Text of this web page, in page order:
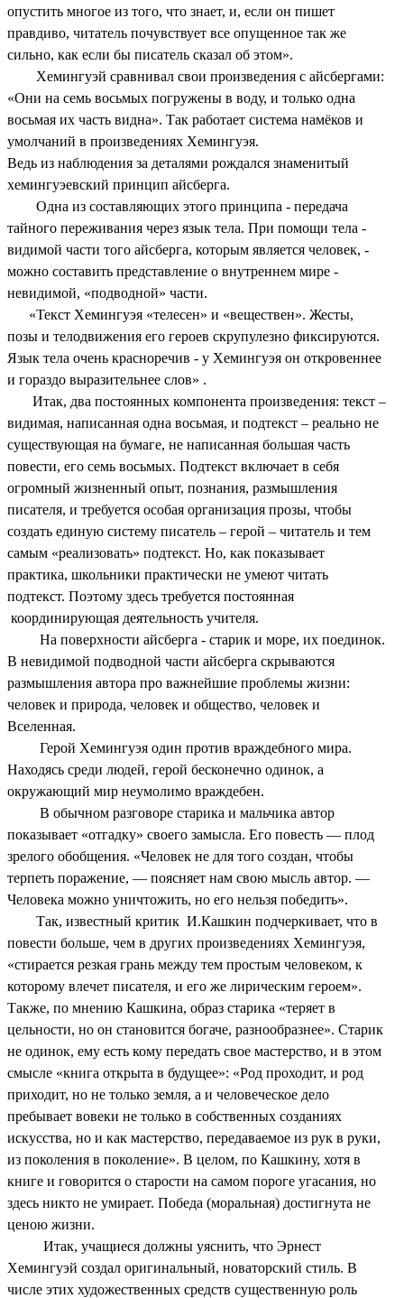
опустить многое из того, что знает, и, если он пишет
правдиво, читатель почувствует все опущенное так же
сильно, как если бы писатель сказал об этом».
Хемингуэй сравнивал свои произведения с айсбергами:
«Они на семь восьмых погружены в воду, и только одна
восьмая их часть видна». Так работает система намёков и
умолчаний в произведениях Хемингуэя.
Ведь из наблюдения за деталями рождался знаменитый
хемингуэевский принцип айсберга.
Одна из составляющих этого принципа - передача
тайного переживания через язык тела. При помощи тела -
видимой части того айсберга, которым является человек, -
можно составить представление о внутреннем мире -
невидимой, «подводной» части.
«Текст Хемингуэя «телесен» и «веществен». Жесты,
позы и телодвижения его героев скрупулезно фиксируются.
Язык тела очень красноречив - у Хемингуэя он откровеннее
и гораздо выразительнее слов» .
Итак, два постоянных компонента произведения: текст –
видимая, написанная одна восьмая, и подтекст – реально не
существующая на бумаге, не написанная большая часть
повести, его семь восьмых. Подтекст включает в себя
огромный жизненный опыт, познания, размышления
писателя, и требуется особая организация прозы, чтобы
создать единую систему писатель – герой – читатель и тем
самым «реализовать» подтекст. Но, как показывает
практика, школьники практически не умеют читать
подтекст. Поэтому здесь требуется постоянная
координирующая деятельность учителя.
На поверхности айсберга - старик и море, их поединок.
В невидимой подводной части айсберга скрываются
размышления автора про важнейшие проблемы жизни:
человек и природа, человек и общество, человек и
Вселенная.
Герой Хемингуэя один против враждебного мира.
Находясь среди людей, герой бесконечно одинок, а
окружающий мир неумолимо враждебен.
В обычном разговоре старика и мальчика автор
показывает «отгадку» своего замысла. Его повесть — плод
зрелого обобщения. «Человек не для того создан, чтобы
терпеть поражение, — поясняет нам свою мысль автор. —
Человека можно уничтожить, но его нельзя победить».
Так, известный критик И.Кашкин подчеркивает, что в
повести больше, чем в других произведениях Хемингуэя,
«стирается резкая грань между тем простым человеком, к
которому влечет писателя, и его же лирическим героем».
Также, по мнению Кашкина, образ старика «теряет в
цельности, но он становится богаче, разнообразнее». Старик
не одинок, ему есть кому передать свое мастерство, и в этом
смысле «книга открыта в будущее»: «Род проходит, и род
приходит, но не только земля, а и человеческое дело
пребывает вовеки не только в собственных созданиях
искусства, но и как мастерство, передаваемое из рук в руки,
из поколения в поколение». В целом, по Кашкину, хотя в
книге и говорится о старости на самом пороге угасания, но
здесь никто не умирает. Победа (моральная) достигнута не
ценою жизни.
Итак, учащиеся должны уяснить, что Эрнест
Хемингуэй создал оригинальный, новаторский стиль. В
числе этих художественных средств существенную роль